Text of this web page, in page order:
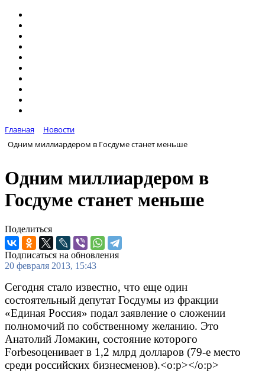
Главная
Новости
Одним миллиардером в Госдуме станет меньше
Одним миллиардером в
Госдуме станет меньше
Поделиться
Подписаться на обновления
20 февраля 2013, 15:43
Сегодня стало известно, что еще один
состоятельный депутат Госдумы из фракции
«Единая Россия» подал заявление о сложении
полномочий по собственному желанию. Это
Анатолий Ломакин, состояние которого
Forbesоценивает в 1,2 млрд долларов (79-е место
среди российских бизнесменов).<o:p></o:p>